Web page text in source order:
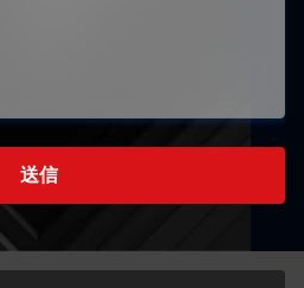
送信